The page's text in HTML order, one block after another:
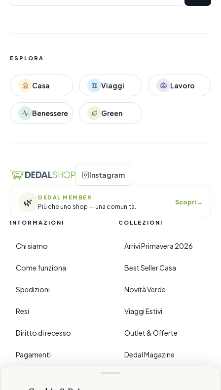
ESPLORA
Casa Viaggi Lavoro
Benessere Green
Instagram
🌿 DEDAL MEMBER
Più che uno shop — una comunità.
Scopri →
INFORMAZIONI
Chi siamo
Come funziona
Spedizioni
Resi
Diritto di recesso
Pagamenti
COLLEZIONI
Arrivi Primavera 2026
Best Seller Casa
Novità Verde
Viaggi Estivi
Outlet & Offerte
Dedal Magazine